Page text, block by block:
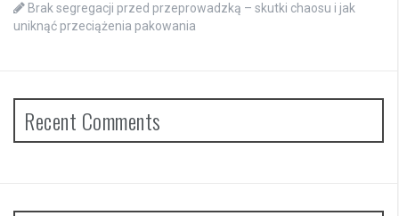
Brak segregacji przed przeprowadzką – skutki chaosu i jak
uniknąć przeciążenia pakowania
Recent Comments